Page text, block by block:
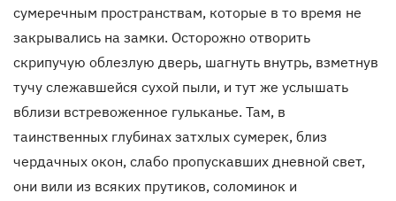
сумеречным пространствам, которые в то время не
закрывались на замки. Осторожно отворить
скрипучую облезлую дверь, шагнуть внутрь, взметнув
тучу слежавшейся сухой пыли, и тут же услышать
вблизи встревоженное гульканье. Там, в
таинственных глубинах затхлых сумерек, близ
чердачных окон, слабо пропускавших дневной свет,
они вили из всяких прутиков, соломинок и